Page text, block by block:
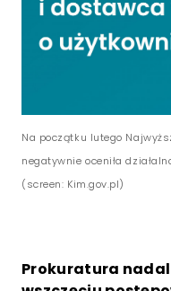
Na początku lutego
negatywnie oceniła
(screen: Kim.gov.pl)
Prokuratura nadal